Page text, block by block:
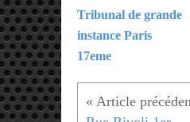
Tribunal de grande
instance Paris
17eme